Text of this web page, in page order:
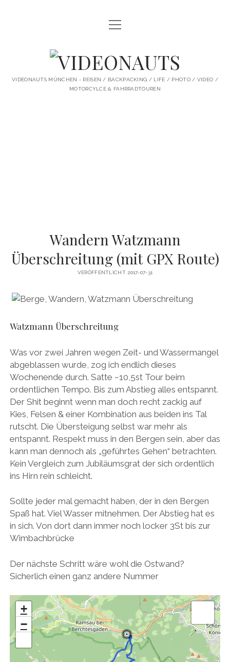
STARTSEITE
KI ARTWORK
Menü
öffnen
VIDEONAUTS
VIDEONAUTS MÜNCHEN - REISEN / BACKPACKING / LIFE / PHOTO / VIDEO /
MOTORCYLCE & FAHRRADTOUREN
Wandern Watzmann
Überschreitung (mit GPX Route)
VERÖFFENTLICHT 2017-07-31
Watzmann Überschreitung
Was vor zwei Jahren wegen Zeit- und Wassermangel
abgeblassen wurde, zog ich endlich dieses
Wochenende durch. Satte ~10,5st Tour beim
ordentlichen Tempo. Bis zum Abstieg alles entspannt.
Der Shit beginnt wenn man doch recht zackig auf
Kies, Felsen & einer Kombination aus beiden ins Tal
rutscht. Die Übersteigung selbst war mehr als
entspannt. Respekt muss in den Bergen sein, aber das
kann man dennoch als „geführtes Gehen“ betrachten.
Kein Vergleich zum Jubiläumsgrat der sich ordentlich
ins Hirn rein schleicht.
Sollte jeder mal gemacht haben, der in den Bergen
Spaß hat. Viel Wasser mitnehmen. Der Abstieg hat es
in sich. Von dort dann immer noch locker 3St bis zur
Wimbachbrücke
Der nächste Schritt wäre wohl die Ostwand?
Sicherlich einen ganz andere Nummer
+
−